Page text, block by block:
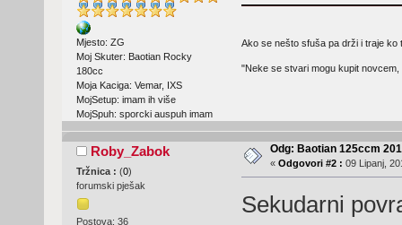
Mjesto: ZG
Moj Skuter: Baotian Rocky
180cc
Moja Kaciga: Vemar, IXS
MojSetup: imam ih više
MojSpuh: sporcki auspuh imam
Ako se nešto sfuša pa drži i traje
"Neke se stvari mogu kupit
Roby_Zabok
Tržnica : (0)
forumski pješak
Postova: 36
Odg: Baotian 125ccm
« Odgovori #2 : 09 Lipanj,
Sekudarni